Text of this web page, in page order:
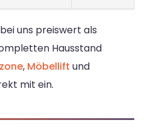
uns preiswert als
Hausstand
, Möbellift und
mit ein.